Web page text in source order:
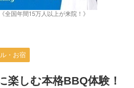
全国年間15万人以上が来院！》
・お宿
楽しむ本格BBQ体験！